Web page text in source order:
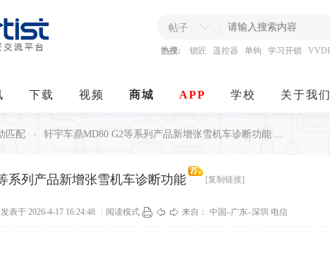
帖子
热搜: 锁匠 遥控器 单钩 学习开锁 VVDI
下载 视频 商城 APP 学校 关于我们
匹配 › 轩宇车鼎MD80 G2等系列产品新增张雪机车诊断功能 ...
系列产品新增张雪机车诊断功能 [复制链接]
发表于 2026-4-17 16:24:48 阅读模式 来自： 中国–广东–深圳 电信